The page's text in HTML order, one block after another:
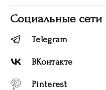
Социальные сети
Telegram
ВКонтакте
Pinterest